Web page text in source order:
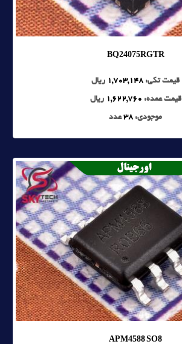
BQ24075RGTR
قیمت تکی: 1,703,148 ریال
قیمت عمده: 1,622,760 ریال
موجودی: 38عدد
APM4588 SO8